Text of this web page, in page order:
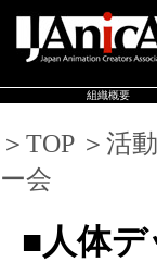
組織概要
＞TOP ＞活
ー会
■人体